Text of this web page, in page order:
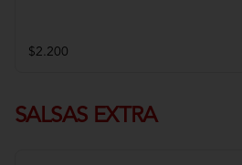
$2.200
SALSAS EXTRA